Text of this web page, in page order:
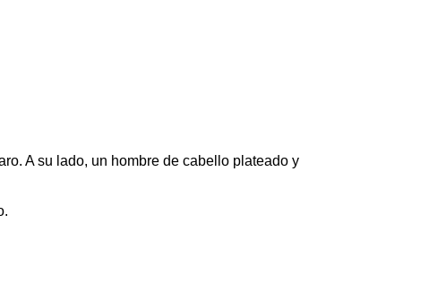
A su lado, un hombre de cabello plateado y